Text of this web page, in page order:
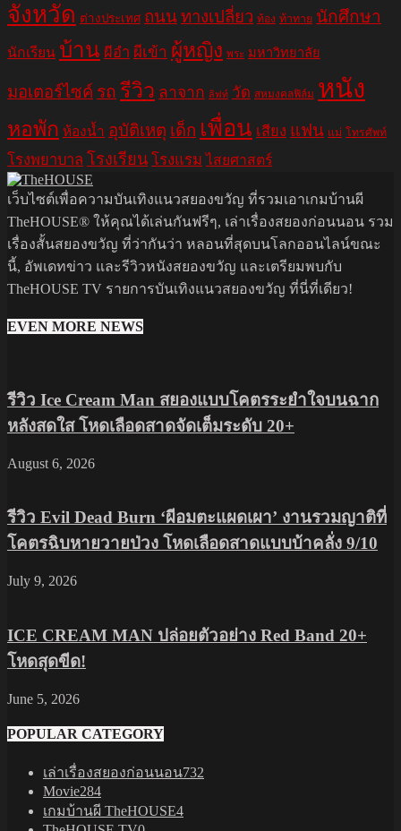
จังหวัด ต่างประเทศ ถนนทางเปลี่ยว ท้อง ท้าทาย นักศึกษา
นักเรียน บ้าน ผีอำ ผีเข้า ผู้หญิง พระ มหาวิทยาลัย
มอเตอร์ไซค์ รถ รีวิว ลาจาก ลิฟท์ วัด สหมงคลฟิล์ม หนัง
หอพัก ห้องน้ำ อุบัติเหตุ เด็ก เพื่อน เสียง แฟน แม่ โทรศัพท์
โรงพยาบาล โรงเรียน โรงแรม ไสยศาสตร์
เว็บไซต์เพื่อความบันเทิงแนวสยองขวัญ ที่รวมเอาเกมบ้านผี
TheHOUSE® ให้คุณได้เล่นกันฟรีๆ, เล่าเรื่องสยองก่อนนอน รวม
เรื่องสั้นสยองขวัญ ที่ว่ากันว่า หลอนที่สุดบนโลกออนไลน์ขณะ
นี้, อัพเดทข่าว และรีวิวหนังสยองขวัญ และเตรียมพบกับ
TheHOUSE TV รายการบันเทิงแนวสยองขวัญ ที่นี่ที่เดียว!
EVEN MORE NEWS
รีวิว Ice Cream Man สยองแบบโคตรระยำใจบนฉาก
หลังสดใส โหดเลือดสาดจัดเต็มระดับ 20+
August 6, 2026
รีวิว Evil Dead Burn ‘ผีอมตะแผดเผา’ งานรวมญาติที่
โคตรฉิบหายวายป่วง โหดเลือดสาดแบบบ้าคลั่ง 9/10
July 9, 2026
ICE CREAM MAN ปล่อยตัวอย่าง Red Band 20+
โหดสุดขีด!
June 5, 2026
POPULAR CATEGORY
เล่าเรื่องสยองก่อนนอน732
Movie284
เกมบ้านผี TheHOUSE4